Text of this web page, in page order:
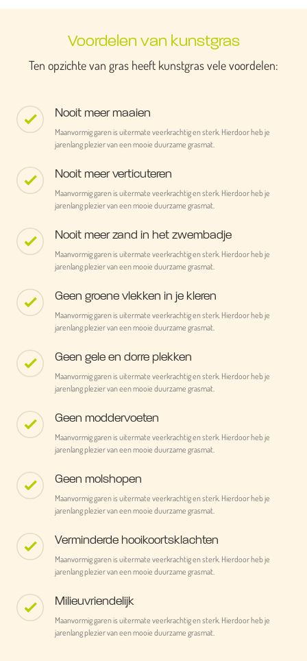
Voordelen van kunstgras
Ten opzichte van gras heeft kunstgras vele voordelen:
Nooit meer maaien
Maanvormig garen is uitermate veerkrachtig en sterk. Hierdoor heb je
jarenlang plezier van een mooie duurzame grasmat.
Nooit meer verticuteren
Maanvormig garen is uitermate veerkrachtig en sterk. Hierdoor heb je
jarenlang plezier van een mooie duurzame grasmat.
Nooit meer zand in het zwembadje
Maanvormig garen is uitermate veerkrachtig en sterk. Hierdoor heb je
jarenlang plezier van een mooie duurzame grasmat.
Geen groene vlekken in je kleren
Maanvormig garen is uitermate veerkrachtig en sterk. Hierdoor heb je
jarenlang plezier van een mooie duurzame grasmat.
Geen gele en dorre plekken
Maanvormig garen is uitermate veerkrachtig en sterk. Hierdoor heb je
jarenlang plezier van een mooie duurzame grasmat.
Geen moddervoeten
Maanvormig garen is uitermate veerkrachtig en sterk. Hierdoor heb je
jarenlang plezier van een mooie duurzame grasmat.
Geen molshopen
Maanvormig garen is uitermate veerkrachtig en sterk. Hierdoor heb je
jarenlang plezier van een mooie duurzame grasmat.
Verminderde hooikoortsklachten
Maanvormig garen is uitermate veerkrachtig en sterk. Hierdoor heb je
jarenlang plezier van een mooie duurzame grasmat.
Milieuvriendelijk
Maanvormig garen is uitermate veerkrachtig en sterk. Hierdoor heb je
jarenlang plezier van een mooie duurzame grasmat.